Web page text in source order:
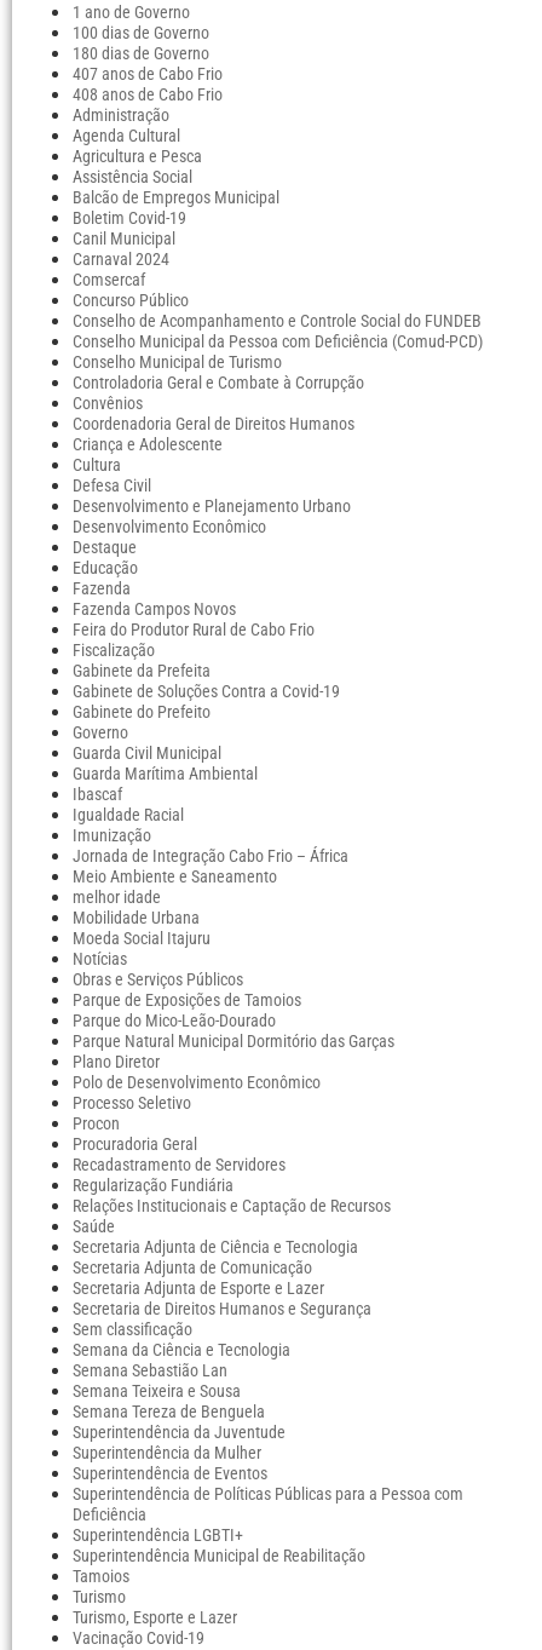
1 ano de Governo
100 dias de Governo
180 dias de Governo
407 anos de Cabo Frio
408 anos de Cabo Frio
Administração
Agenda Cultural
Agricultura e Pesca
Assistência Social
Balcão de Empregos Municipal
Boletim Covid-19
Canil Municipal
Carnaval 2024
Comsercaf
Concurso Público
Conselho de Acompanhamento e Controle Social do FUNDEB
Conselho Municipal da Pessoa com Deficiência (Comud-PCD)
Conselho Municipal de Turismo
Controladoria Geral e Combate à Corrupção
Convênios
Coordenadoria Geral de Direitos Humanos
Criança e Adolescente
Cultura
Defesa Civil
Desenvolvimento e Planejamento Urbano
Desenvolvimento Econômico
Destaque
Educação
Fazenda
Fazenda Campos Novos
Feira do Produtor Rural de Cabo Frio
Fiscalização
Gabinete da Prefeita
Gabinete de Soluções Contra a Covid-19
Gabinete do Prefeito
Governo
Guarda Civil Municipal
Guarda Marítima Ambiental
Ibascaf
Igualdade Racial
Imunização
Jornada de Integração Cabo Frio – África
Meio Ambiente e Saneamento
melhor idade
Mobilidade Urbana
Moeda Social Itajuru
Notícias
Obras e Serviços Públicos
Parque de Exposições de Tamoios
Parque do Mico-Leão-Dourado
Parque Natural Municipal Dormitório das Garças
Plano Diretor
Polo de Desenvolvimento Econômico
Processo Seletivo
Procon
Procuradoria Geral
Recadastramento de Servidores
Regularização Fundiária
Relações Institucionais e Captação de Recursos
Saúde
Secretaria Adjunta de Ciência e Tecnologia
Secretaria Adjunta de Comunicação
Secretaria Adjunta de Esporte e Lazer
Secretaria de Direitos Humanos e Segurança
Sem classificação
Semana da Ciência e Tecnologia
Semana Sebastião Lan
Semana Teixeira e Sousa
Semana Tereza de Benguela
Superintendência da Juventude
Superintendência da Mulher
Superintendência de Eventos
Superintendência de Políticas Públicas para a Pessoa com
Deficiência
Superintendência LGBTI+
Superintendência Municipal de Reabilitação
Tamoios
Turismo
Turismo, Esporte e Lazer
Vacinação Covid-19